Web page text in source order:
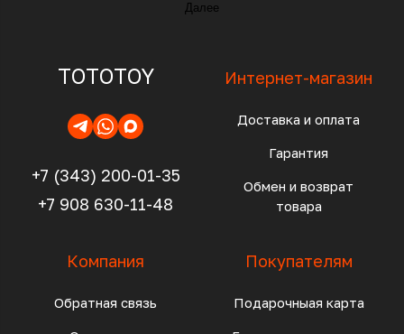
Далее
TOTOTOY
+7 (343) 200-01-35
+7 908 630-11-48
Интернет-магазин
Доставка и оплата
Гарантия
Обмен и возврат
товара
Компания
Обратная связь
Покупателям
Подарочныая карта